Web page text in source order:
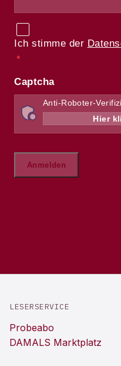
LESERSERVICE
Probeabo
DAMALS Marktplatz